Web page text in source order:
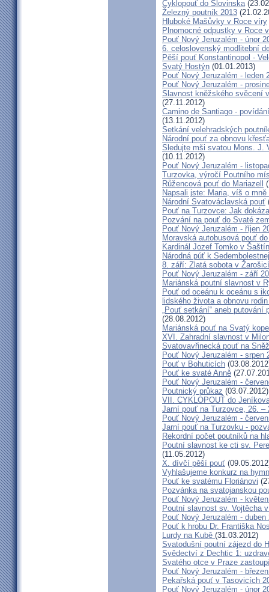
Cyklopouť do Slovinska
Železný poutník 2013
Hluboké Mašůvky v Roce víry
Plnomocné odpustky v Roce
Pouť Nový Jeruzalém - únor
6. celoslovenský modlitební
Pěší pouť Konstantinopol -
Svatý Hostýn (01.01.2013)
Pouť Nový Jeruzalém - leden
Pouť Nový Jeruzalém -
Slavnost kněžského svěcení
(27.11.2012)
Camino de Santiago -
(13.11.2012)
Setkání velehradských
Národní pouť za obnovu
Sledujte mši svatou Mons. J.
(10.11.2012)
Pouť Nový Jeruzalém -
Turzovka, výročí Poutního
Růžencová pouť do Mariazell
Napsali jste: Maria, víš o mně
Národní Svatováclavská pouť
Pouť na Turzovce: Jak
Pozvání na pouť do Svaté
Pouť Nový Jeruzalém - říjen
Moravská autobusová pouť
Kardinál Jozef Tomko v
Národná púť k
8. září: Zlatá sobota v
Pouť Nový Jeruzalém - září
Mariánská poutní slavnost v
Pouť od oceánu k oceánu s
lidského života a obnovu
„Pouť setkání“ aneb
(28.08.2012)
Mariánská pouť na Svatý
XVI. Zahradní slavnost v
Svatovavřinecká pouť na
Pouť Nový Jeruzalém - srpen
Pouť v Bohuticích
Pouť ke svaté Anně
Pouť Nový Jeruzalém -
Poutnický průkaz (03.07.2012)
VII. CYKLOPOUŤ do
Jarní pouť na Turzovce, 26. –
Pouť Nový Jeruzalém -
Jarní pouť na Turzovku -
Rekordní počet poutníků na
Poutní slavnost ke cti sv.
(11.05.2012)
X. dívčí pěší pouť
Vyhlašujeme konkurz na
Pouť ke svatému Floriánovi
Pozvánka na svatojanskou
Pouť Nový Jeruzalém -
Poutní slavnost sv. Vojtěcha
Pouť Nový Jeruzalém - duben
Pouť k hrobu Dr. Františka
Lurdy na Kubě (31.03.2012)
Svatodušní poutní zájezd do
Svědectví z Dechtic 1:
Svatého otce v Praze
Pouť Nový Jeruzalém -
Pekařská pouť v Tasovicích
Pouť Nový Jeruzalém - únor